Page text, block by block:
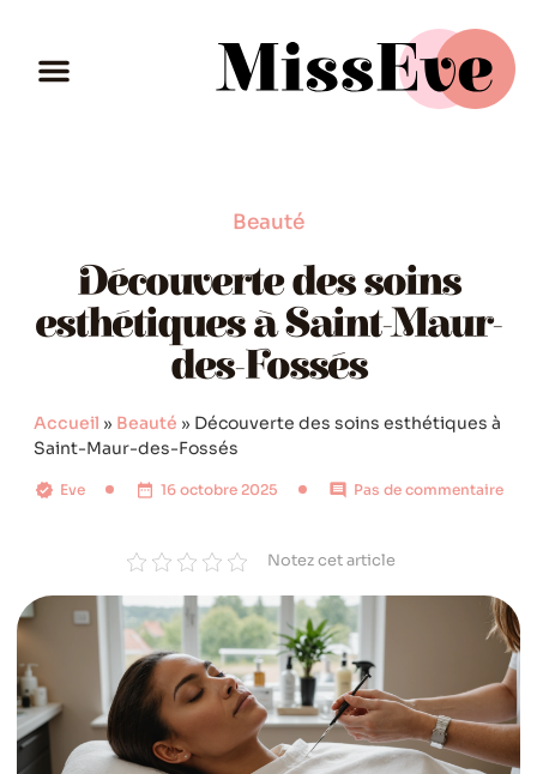
Beauté
Découverte des soins
esthétiques à Saint-Maur-
des-Fossés
Accueil » Beauté » Découverte des soins esthétiques à
Saint-Maur-des-Fossés
Eve 16 octobre 2025 Pas de commentaire
Notez cet article